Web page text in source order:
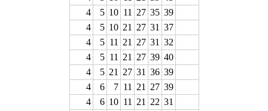
4
5 10 11 27 35 39
4
5 10 21 27 31 37
4
5 11 21 27 31 32
4
5 11 21 27 39 40
4
5 21 27 31 36 39
4
6 7 11 21 27 39
4
6 10 11 21 22 31